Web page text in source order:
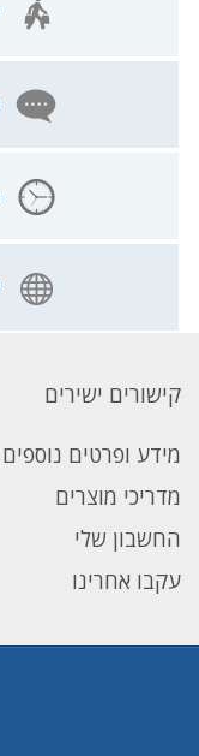
קישורים ישירים
מידע ופרטים נוספים
מדריכי מוצרים
החשבון שלי
עקבו אחרינו